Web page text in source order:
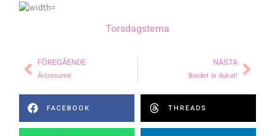
Torsdagstema
FÖREGÅENDE
Årsresumé
NÄSTA
Bordet är dukat!
FACEBOOK THREADS